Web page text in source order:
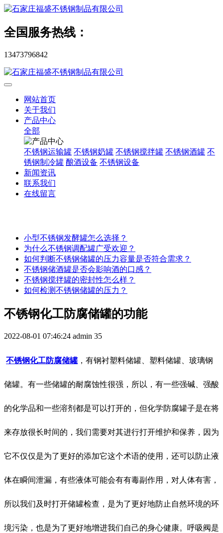
全国服务热线：
13473796842
网站首页
关于我们
产品中心
全部
不锈钢运输罐 不锈钢奶罐 不锈钢搅拌罐 不锈钢酒罐 不
锈钢制冷罐 酿酒设备 不锈钢设备
新闻资讯
联系我们
在线留言
小型不锈钢发酵罐怎么选择？
为什么不锈钢调配罐广受欢迎？
如何判断不锈钢储罐的压力容量是否符合需求？
不锈钢储酒罐是否会影响酒的口感？
不锈钢搅拌罐的密封性怎么样？
如何检测不锈钢储罐的压力？
不锈钢化工防腐储罐的功能
2022-08-01 07:46:24 admin 35
不锈钢化工防腐储罐，有钢衬塑料储罐、塑料储罐、玻璃钢
储罐。有一些储罐的耐腐蚀性很强，所以，有一些强碱、强酸
的化学品和一些溶剂都是可以打开的，但化学防腐罐子是在将
来存放很长时间的，我们需要对其进行打开维护和保养，因为
它不仅仅是为了更好的添加它这个术语的使用，还可以防止液
体在瞬间泄漏，有些液体可能会有有毒副作用，对人体有害，
所以我们及时打开储罐检查，是为了更好地防止自然环境的环
境污染，也是为了更好地增进我们自己的身心健康。呼吸阀是